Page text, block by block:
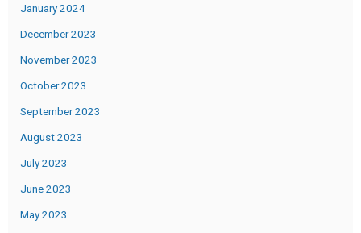
January 2024
December 2023
November 2023
October 2023
September 2023
August 2023
July 2023
June 2023
May 2023